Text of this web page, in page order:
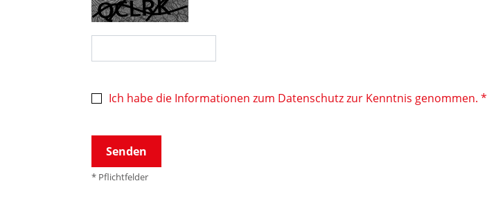
Ich habe die Informationen zum Datenschutz zur Kenntnis genommen. *
* Pflichtfelder